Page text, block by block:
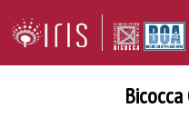
Bicocca